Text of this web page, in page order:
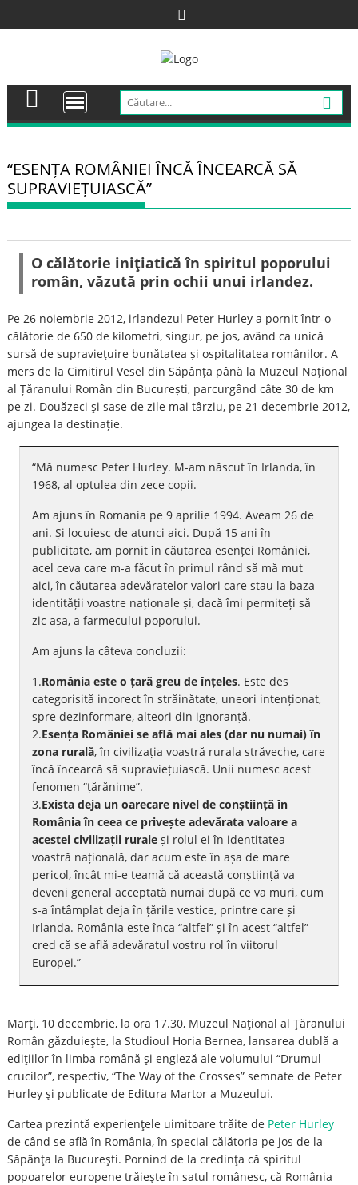
to
“ESENȚA ROMÂNIEI ÎNCĂ ÎNCEARCĂ SĂ
SUPRAVIEȚUIASCĂ”
O călătorie iniţiatică în spiritul poporului
român, văzută prin ochii unui irlandez.
Pe 26 noiembrie 2012, irlandezul Peter Hurley a pornit într-o
călătorie de 650 de kilometri, singur, pe jos, având ca unică
sursă de supravieţuire bunătatea și ospitalitatea românilor. A
mers de la Cimitirul Vesel din Săpânța până la Muzeul Național
al Țăranului Român din București, parcurgând câte 30 de km
pe zi. Douăzeci şi sase de zile mai târziu, pe 21 decembrie 2012,
ajungea la destinație.
“Mă numesc Peter Hurley. M-am născut în Irlanda, în
1968, al optulea din zece copii.
Am ajuns în Romania pe 9 aprilie 1994. Aveam 26 de
ani. Și locuiesc de atunci aici. După 15 ani în
publicitate, am pornit în căutarea esenței României,
acel ceva care m-a făcut în primul rând să mă mut
aici, în căutarea adevăratelor valori care stau la baza
identității voastre naționale și, dacă îmi permiteți să
zic așa, a farmecului poporului.
Am ajuns la câteva concluzii:
1.România este o țară greu de înțeles. Este des
categorisită incorect în străinătate, uneori intenționat,
spre dezinformare, alteori din ignoranță.
2.Esența României se află mai ales (dar nu numai) în
zona rurală, în civilizația voastră rurala străveche, care
încă încearcă să supraviețuiască. Unii numesc acest
fenomen “țărănime”.
3.Exista deja un oarecare nivel de conștiință în
România în ceea ce privește adevărata valoare a
acestei civilizații rurale și rolul ei în identitatea
voastră națională, dar acum este în așa de mare
pericol, încât mi-e teamă că această conștiință va
deveni general acceptată numai după ce va muri, cum
s-a întâmplat deja în țările vestice, printre care și
Irlanda. România este înca “altfel” și în acest “altfel”
cred că se află adevăratul vostru rol în viitorul
Europei.”
Marţi, 10 decembrie, la ora 17.30, Muzeul Naţional al Ţăranului
Român găzduieşte, la Studioul Horia Bernea, lansarea dublă a
ediţiilor în limba română şi engleză ale volumului “Drumul
crucilor”, respectiv, “The Way of the Crosses” semnate de Peter
Hurley şi publicate de Editura Martor a Muzeului.
Cartea prezintă experienţele uimitoare trăite de Peter Hurley
de când se află în România, în special călătoria pe jos de la
Săpânţa la Bucureşti. Pornind de la credinţa că spiritul
popoarelor europene trăieşte în satul românesc, că România